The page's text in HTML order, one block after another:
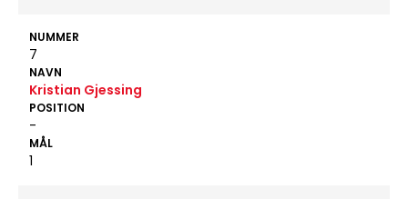
NUMMER
7
NAVN
Kristian Gjessing
POSITION
-
MÅL
1